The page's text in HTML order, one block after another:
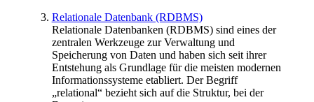
Relationale Datenbank (RDBMS)
Relationale Datenbanken (RDBMS) sind eines der
zentralen Werkzeuge zur Verwaltung und
Speicherung von Daten und haben sich seit ihrer
Entstehung als Grundlage für die meisten modernen
Informationssysteme etabliert. Der Begriff
„relational“ bezieht sich auf die Struktur, bei der